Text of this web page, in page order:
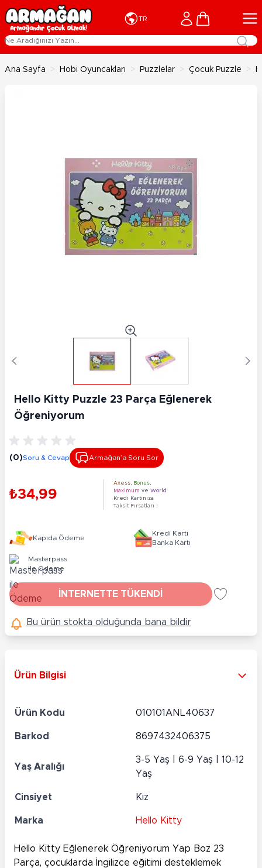
İçeriğe geç
TR Cart
Ana Sayfa > Hobi Oyuncakları > Puzzlelar > Çocuk Puzzle >
Hello Kitty Puzzle 23 Parça Eğlenerek
Öğreniyorum
(0)Soru & Cevap Armağan’a Soru Sor
₺34,99
Axess Bonus
Maximum ve World
Kredi Kartınıza
Taksit Fırsatları !
Kapıda Ödeme
Kredi Kartı
Banka Kartı
Masterpass
ile Ödeme
İNTERNETTE TÜKENDİ
Bu ürün stokta olduğunda bana bildir
Ürün Bilgisi
Ürün Kodu 010101ANL40637
Barkod 8697432406375
Yaş Aralığı
3-5 Yaş | 6-9 Yaş | 10-12
Yaş
Cinsiyet Kız
Marka Hello Kitty
Hello Kitty Eğlenerek Öğreniyorum Yap Boz 23
Parça, çocuklarda İngilizce eğitimi desteklemek